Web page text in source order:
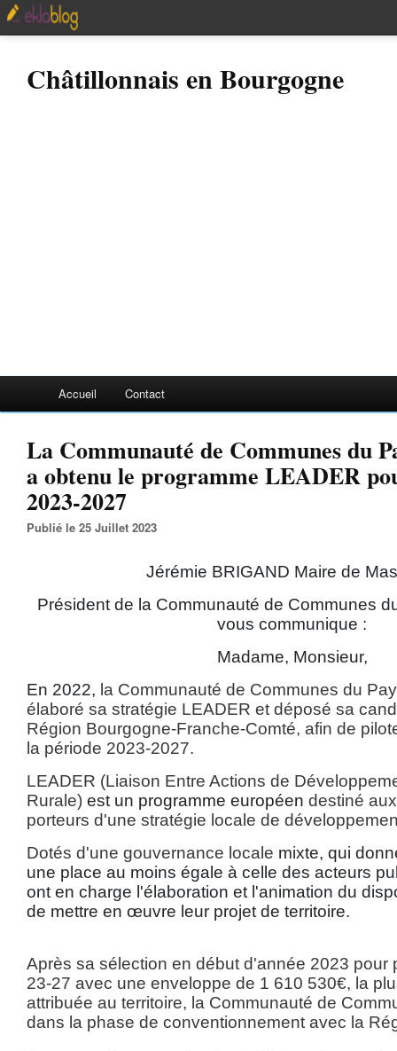
Châtillonnais en Bourgogne
Accueil Contact
La Communauté de Communes du
a obtenu le programme LEADER
2023-2027
Publié le 25 Juillet 2023
Jérémie BRIGAND Maire de
Président de la Communauté de Communes
vous communique :
Madame, Monsieur,
En 2022, la Communauté de Communes du
élaboré sa stratégie LEADER et déposé sa
Région Bourgogne-Franche-Comté, afin de
la période 2023-2027.
LEADER (Liaison Entre Actions de
Rurale) est un programme européen destiné
porteurs d'une stratégie locale de
Dotés d'une gouvernance locale mixte, qui
une place au moins égale à celle des acteurs
ont en charge l'élaboration et l'animation du
de mettre en œuvre leur projet de territoire.
Après sa sélection en début d'année 2023 pour
23-27 avec une enveloppe de 1 610 530€, la
attribuée au territoire, la Communauté de
dans la phase de conventionnement avec la